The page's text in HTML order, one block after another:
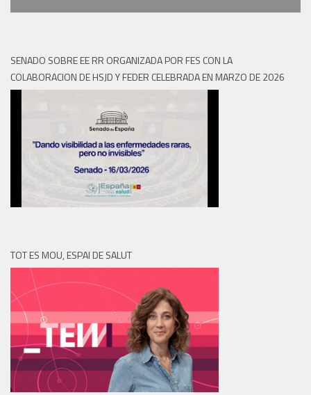
SENADO SOBRE EE RR ORGANIZADA POR FES CON LA
COLABORACION DE HSJD Y FEDER CELEBRADA EN MARZO DE 2026
TOT ES MOU, ESPAI DE SALUT